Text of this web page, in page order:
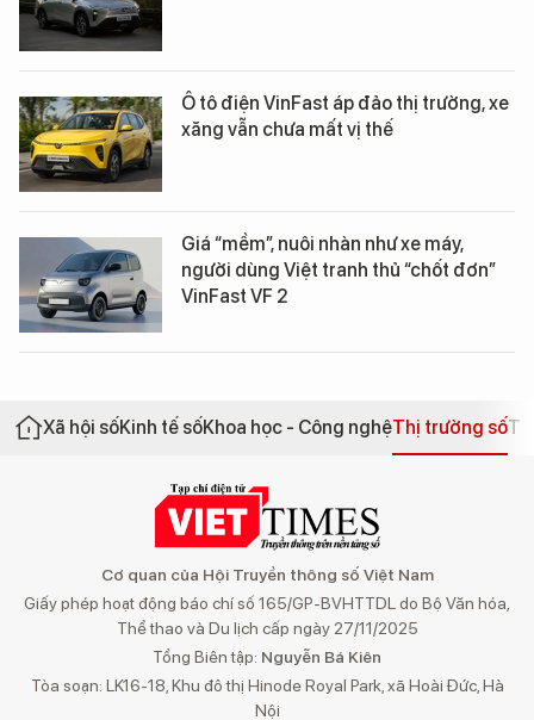
Ô tô điện VinFast áp đảo thị trường, xe
xăng vẫn chưa mất vị thế
Giá “mềm”, nuôi nhàn như xe máy,
người dùng Việt tranh thủ “chốt đơn”
VinFast VF 2
Xã hội sốKinh tế sốKhoa học - Công nghệThị trường số
Cơ quan của Hội Truyền thông số Việt Nam
Giấy phép hoạt động báo chí số 165/GP-BVHTTDL do Bộ Văn hóa,
Thể thao và Du lịch cấp ngày 27/11/2025
Tổng Biên tập: Nguyễn Bá Kiên
Tòa soạn: LK16-18, Khu đô thị Hinode Royal Park, xã Hoài Đức, Hà
Nội